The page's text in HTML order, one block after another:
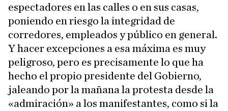
espectadores en las calles o en sus casas,
poniendo en riesgo la integridad de
corredores, empleados y público en general.
Y hacer excepciones a esa máxima es muy
peligroso, pero es precisamente lo que ha
hecho el propio presidente del Gobierno,
jaleando por la mañana la protesta desde la
«admiración» a los manifestantes, como si la